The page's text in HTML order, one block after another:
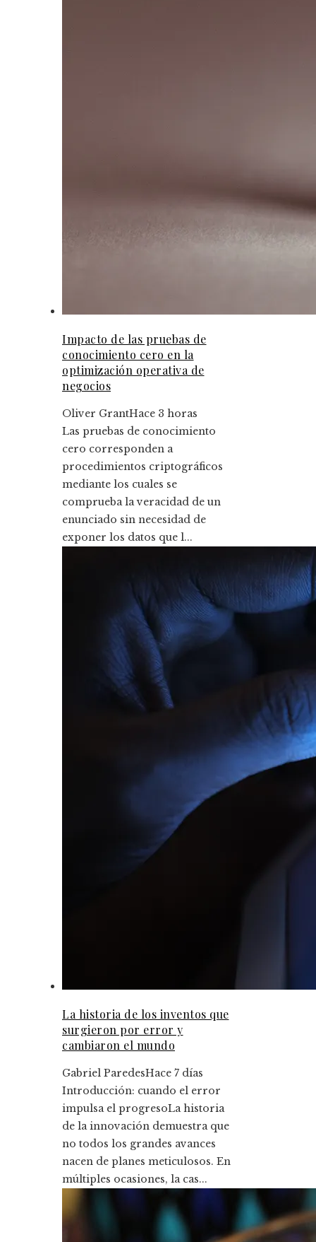
Impacto de las pruebas de
conocimiento cero en la
optimización operativa de
negocios
Oliver GrantHace 3 horas
Las pruebas de conocimiento
cero corresponden a
procedimientos criptográficos
mediante los cuales se
comprueba la veracidad de un
enunciado sin necesidad de
exponer los datos que l...
La historia de los inventos que
surgieron por error y
cambiaron el mundo
Gabriel ParedesHace 7 días
Introducción: cuando el error
impulsa el progresoLa historia
de la innovación demuestra que
no todos los grandes avances
nacen de planes meticulosos. En
múltiples ocasiones, la cas...